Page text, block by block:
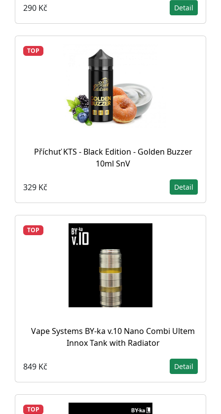
290 Kč Detail
TOP
Příchuť KTS - Black Edition - Golden Buzzer
10ml SnV
329 Kč Detail
TOP
Vape Systems BY-ka v.10 Nano Combi Ultem
Innox Tank with Radiator
849 Kč Detail
TOP